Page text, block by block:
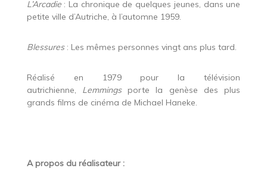
L’Arcadie: La chronique de quelques jeunes, dans une
petite ville d’Autriche, à l’automne 1959.
Blessures: Les mêmes personnes vingt ans plus tard.
Réalisé en 1979 pour la télévision
autrichienne, Lemmingsporte la genèse des plus
grands films de cinéma de Michael Haneke.
A propos du réalisateur :